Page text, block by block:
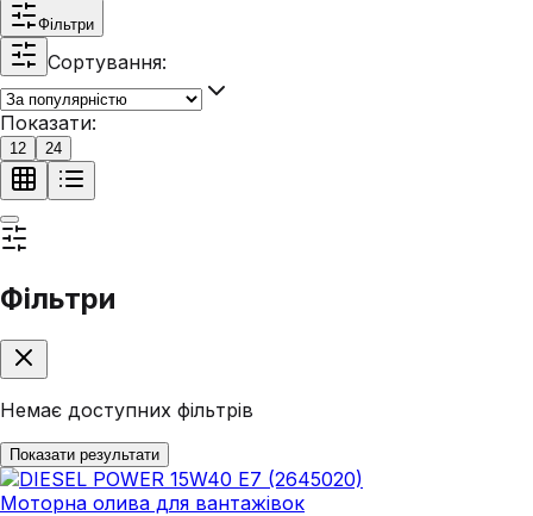
Фільтри
Сортування:
Показати:
12 24
Фільтри
Немає доступних фільтрів
Показати результати
Моторна олива для вантажівок